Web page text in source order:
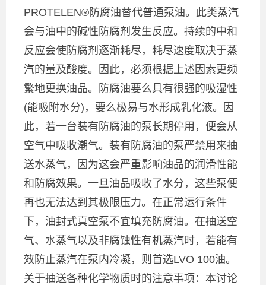
PROTELEN®防腐油替代普通泵油。此类蒸汽
会与油中的碱性防腐剂发生反应。持续的中和
反应会使防腐剂逐渐耗尽，耗尽速度取决于蒸
汽的量及酸度。因此，必须根据上述因素更频
繁地更换油品。防腐油要么具有很强的吸湿性
(能吸附水分)，要么极易与水形成乳化液。因
此，若一台装有防腐油的泵长期停用，便会从
空气中吸收潮气。装有防腐油的泵严禁用来抽
送水蒸气，因为这会严重影响油品的润滑性能
和防腐效果。一旦油品吸收了水分，这些泵便
再也无法达到其极限压力。在正常运行条件
下，油封式真空泵不宜填充防腐油。在抽送空
气、水蒸气以及非腐蚀性有机蒸汽时，若能有
效防止蒸汽在泵内冷凝，则首选LVO 100油。
关于抽送各种化学物质时的注意事项：本讨论